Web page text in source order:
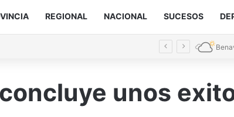
REGIONAL NACIONAL SUCESOS
unos